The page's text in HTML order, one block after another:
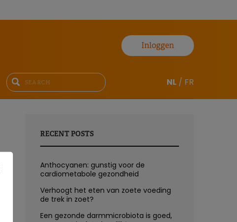
Inloggen
NL / FR
RECENT POSTS
Anthocyanen: gunstig voor de
cardiometabole gezondheid
Verhoogt het eten van zoete voeding
de trek in zoet?
Een gezonde darmmicrobiota is goed,